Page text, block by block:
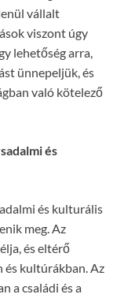
vállalt
viszont úgy
lehetőség arra,
ünnepeljük, és
való kötelező
és
és kulturális
meg. Az
és eltérő
és kultúrákban. Az
a családi és a